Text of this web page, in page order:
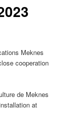
Meknes
cooperation
de Meknes
at